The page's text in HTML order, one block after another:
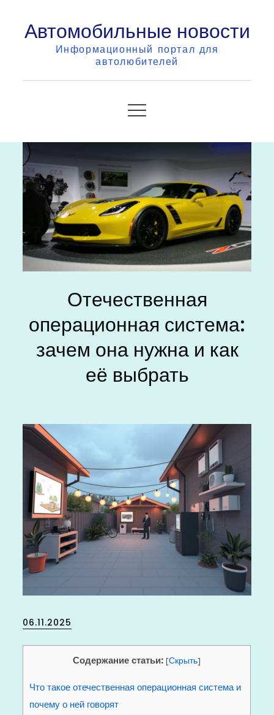
contentАвтомобильные новости
Информационный портал для
автолюбителей
Отечественная
операционная система:
зачем она нужна и как
её выбрать
Posted
06.11.2025
Содержание статьи: [Скрыть]
Что такое отечественная операционная система и
почему о ней говорят